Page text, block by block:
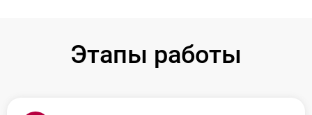
Этапы работы